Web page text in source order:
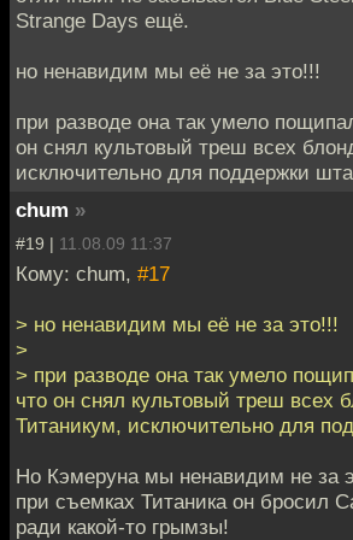
Strange Days ещё.
но ненавидим мы её не за это!!!
при разводе она так умело
он снял культовый треш всех
исключительно для поддержки
chum »
#19 | 11.08.09 11:37
Кому: chum, #17
> но ненавидим мы её не за это!!!
>
> при разводе она так умело
что он снял культовый треш всех
Титаникум, исключительно для
Но Кэмеруна мы ненавидим не за
при съемках Титаника он бросил
ради какой-то грымзы!